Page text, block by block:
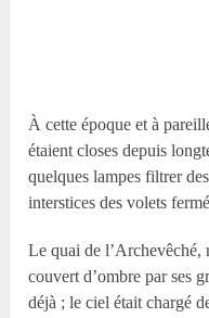
À cette époque et à
étaient closes depuis
quelques lampes filtrer
interstices des volets
Le quai de l’Archevêché,
couvert d’ombre par ses
déjà ; le ciel était chargé